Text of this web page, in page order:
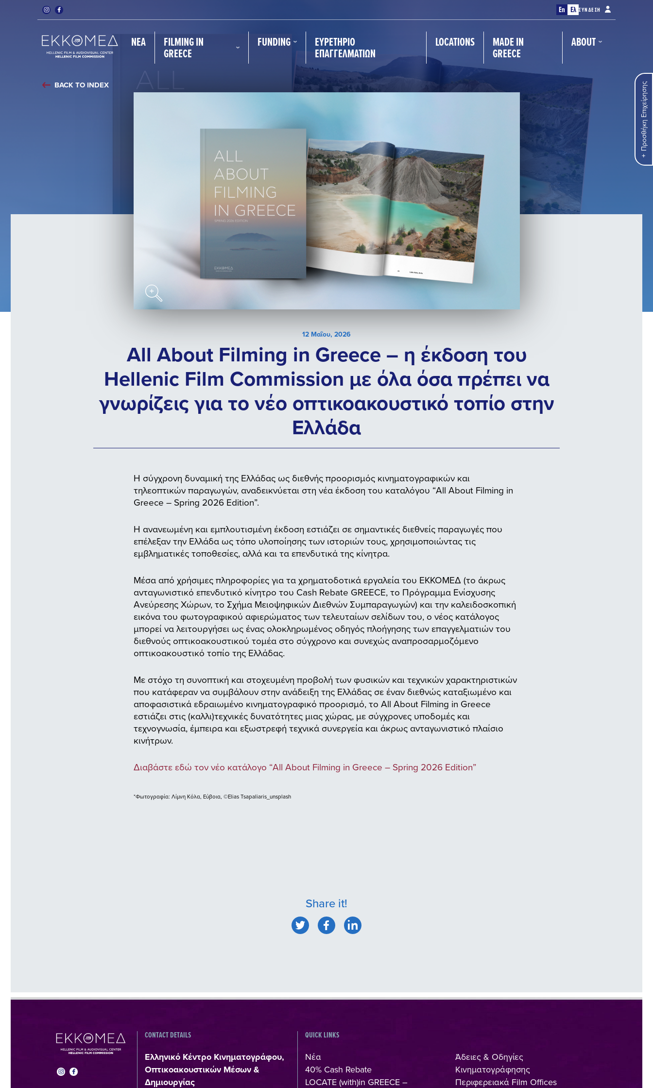
En Ελ ΣΎΝΔΕΣΗ
ΝΈΑ FILMING IN
GREECE
FUNDING ΕΥΡΕΤΉΡΙΟ
ΕΠΑΓΓΕΛΜΑΤΙΏΝ
LOCATIONS MADE IN
GREECE
ABOUT
Προσθήκη Επιχείρησης
BACK TO INDEX
12 Μαΐου, 2026
All About Filming in Greece – η έκδοση του
Hellenic Film Commission με όλα όσα πρέπει να
γνωρίζεις για το νέο οπτικοακουστικό τοπίο στην
Ελλάδα
Η σύγχρονη δυναμική της Ελλάδας ως διεθνής προορισμός κινηματογραφικών και
τηλεοπτικών παραγωγών, αναδεικνύεται στη νέα έκδοση του καταλόγου “All About Filming in
Greece – Spring 2026 Edition”.
H ανανεωμένη και εμπλουτισμένη έκδοση εστιάζει σε σημαντικές διεθνείς παραγωγές που
επέλεξαν την Ελλάδα ως τόπο υλοποίησης των ιστοριών τους, χρησιμοποιώντας τις
εμβληματικές τοποθεσίες, αλλά και τα επενδυτικά της κίνητρα.
Μέσα από χρήσιμες πληροφορίες για τα χρηματοδοτικά εργαλεία του ΕΚΚΟΜΕΔ (το άκρως
ανταγωνιστικό επενδυτικό κίνητρο του Cash Rebate GREECE, το Πρόγραμμα Ενίσχυσης
Ανεύρεσης Χώρων, το Σχήμα Μειοψηφικών Διεθνών Συμπαραγωγών) και την καλειδοσκοπική
εικόνα του φωτογραφικού αφιερώματος των τελευταίων σελίδων του, ο νέος κατάλογος
μπορεί να λειτουργήσει ως ένας ολοκληρωμένος οδηγός πλοήγησης των επαγγελματιών του
διεθνούς οπτικοακουστικού τομέα στο σύγχρονο και συνεχώς αναπροσαρμοζόμενο
οπτικοακουστικό τοπίο της Ελλάδας.
Με στόχο τη συνοπτική και στοχευμένη προβολή των φυσικών και τεχνικών χαρακτηριστικών
που κατάφεραν να συμβάλουν στην ανάδειξη της Ελλάδας σε έναν διεθνώς καταξιωμένο και
αποφασιστικά εδραιωμένο κινηματογραφικό προορισμό, το All About Filming in Greece
εστιάζει στις (καλλι)τεχνικές δυνατότητες μιας χώρας, με σύγχρονες υποδομές και
τεχνογνωσία, έμπειρα και εξωστρεφή τεχνικά συνεργεία και άκρως ανταγωνιστικό πλαίσιο
κινήτρων.
Διαβάστε εδώ τον νέο κατάλογο “All About Filming in Greece – Spring 2026 Edition”
*Φωτογραφία: Λίμνη Κόλα, Εύβοια, ©Elias Tsapaliaris_unsplash
Share it!
CONTACT DETAILS
Ελληνικό Κέντρο Κινηματογράφου,
Οπτικοακουστικών Μέσων &
Δημιουργίας
QUICK LINKS
Νέα
40% Cash Rebate
LOCATE (with)in GREECE –
Άδειες & Οδηγίες
Κινηματογράφησης
Περιφερειακά Film Offices